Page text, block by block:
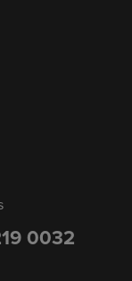
0032